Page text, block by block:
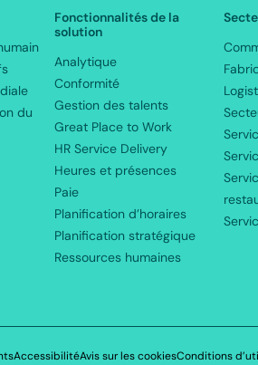
du
Fonctionnalités de la
solution
Analytique
Conformité
Gestion des talents
Great Place to Work
HR Service Delivery
Heures et présences
Paie
Planification d’horaires
Planification stratégique
Ressources humaines
AccessibilitéAvis sur les cookiesConditions